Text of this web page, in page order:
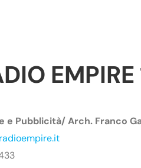
e Pubblicità/ Arch. Franco